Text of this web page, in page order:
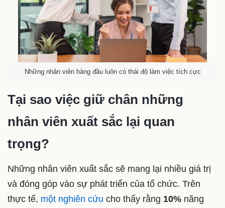
Những nhân viên hàng đầu luôn có thái độ làm việc tích cực
Tại sao việc giữ chân những
nhân viên xuất sắc lại quan
trọng?
Những nhân viên xuất sắc sẽ mang lại nhiều giá trị
và đóng góp vào sự phát triển của tổ chức. Trên
thực tế, một nghiên cứu cho thấy rằng 10% năng